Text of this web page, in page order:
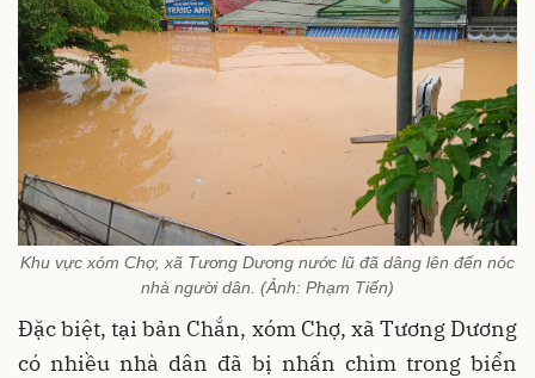
Khu vực xóm Chợ, xã Tương Dương nước lũ đã dâng lên đến nóc
nhà người dân. (Ảnh: Phạm Tiến)
Đặc biệt, tại bản Chắn, xóm Chợ, xã Tương Dương
có nhiều nhà dân đã bị nhấn chìm trong biển